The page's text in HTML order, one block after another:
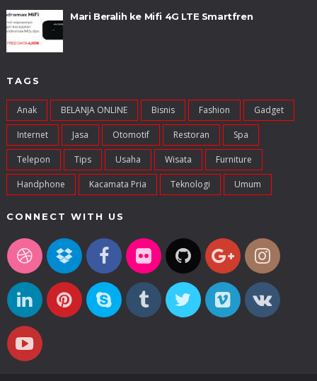
Mari Beralih ke Mifi 4G LTE Smartfren
TAGS
Anak BELANJA ONLINE Bisnis Fashion Gadget
Internet Jasa Otomotif Restoran Spa
Telepon Tips Usaha Wisata Furniture
Handphone Kacamata Pria Teknologi Umum
CONNECT WITH US